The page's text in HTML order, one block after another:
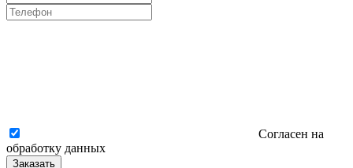
Согласен на
обработку данных
Заказать